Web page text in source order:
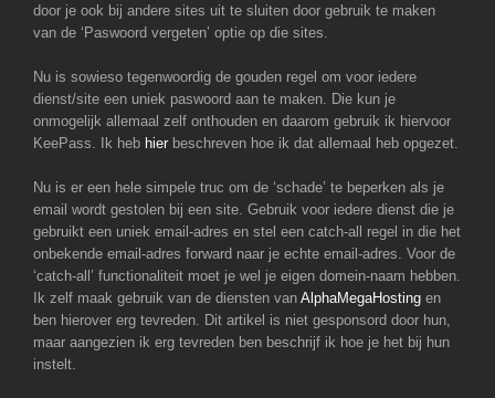
door je ook bij andere sites uit te sluiten door gebruik te maken
van de ‘Paswoord vergeten’ optie op die sites.
Nu is sowieso tegenwoordig de gouden regel om voor iedere
dienst/site een uniek paswoord aan te maken. Die kun je
onmogelijk allemaal zelf onthouden en daarom gebruik ik hiervoor
KeePass. Ik heb hier beschreven hoe ik dat allemaal heb opgezet.
Nu is er een hele simpele truc om de ‘schade’ te beperken als je
email wordt gestolen bij een site. Gebruik voor iedere dienst die je
gebruikt een uniek email-adres en stel een catch-all regel in die het
onbekende email-adres forward naar je echte email-adres. Voor de
‘catch-all’ functionaliteit moet je wel je eigen domein-naam hebben.
Ik zelf maak gebruik van de diensten van AlphaMegaHosting en
ben hierover erg tevreden. Dit artikel is niet gesponsord door hun,
maar aangezien ik erg tevreden ben beschrijf ik hoe je het bij hun
instelt.